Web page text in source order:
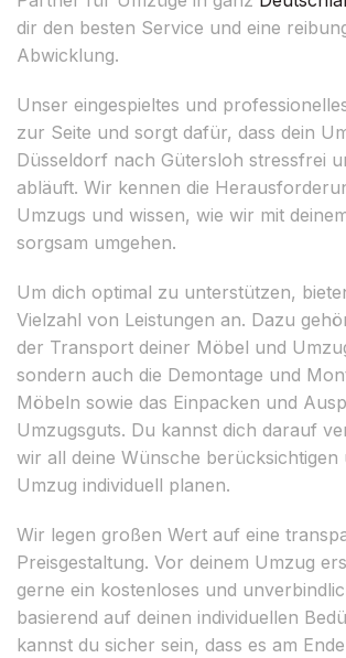
dir den besten Service und eine
Abwicklung.
Unser eingespieltes und
zur Seite und sorgt dafür, dass dein
Düsseldorf nach Gütersloh stressfrei
abläuft. Wir kennen die
Umzugs und wissen, wie wir mit
sorgsam umgehen.
Um dich optimal zu unterstützen,
Vielzahl von Leistungen an. Dazu
der Transport deiner Möbel und
sondern auch die Demontage und
Möbeln sowie das Einpacken und
Umzugsguts. Du kannst dich darauf
wir all deine Wünsche berücksichtigen
Umzug individuell planen.
Wir legen großen Wert auf eine
Preisgestaltung. Vor deinem Umzug
gerne ein kostenloses und
basierend auf deinen individuellen
kannst du sicher sein, dass es am